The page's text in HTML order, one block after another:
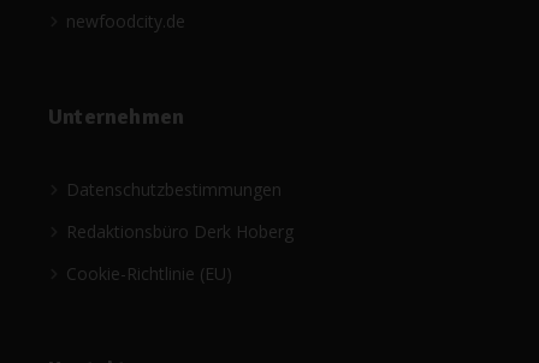
newfoodcity.de
Unternehmen
Datenschutzbestimmungen
Redaktionsbüro Derk Hoberg
Cookie-Richtlinie (EU)